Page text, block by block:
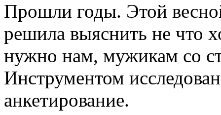
Прошли годы. Этой
решила выяснить не что
нуж­но нам, мужикам со
Инструментом
анкетирование.